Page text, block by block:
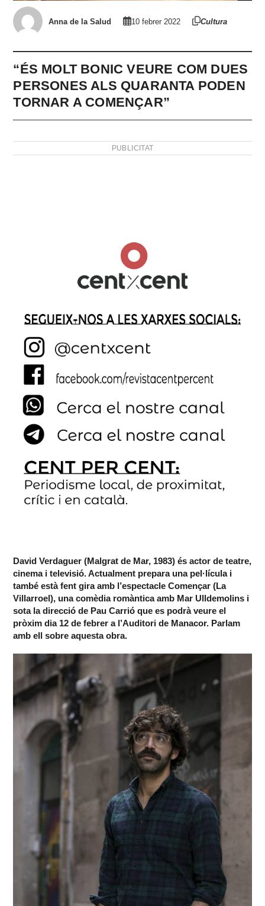
Anna de la Salud 10 febrer 2022 Cultura
“ÉS MOLT BONIC VEURE COM DUES
PERSONES ALS QUARANTA PODEN
TORNAR A COMENÇAR”
PUBLICITAT
David Verdaguer (Malgrat de Mar, 1983) és actor de teatre,
cinema i televisió. Actualment prepara una pel·lícula i
també està fent gira amb l’espectacle Començar (La
Villarroel), una comèdia romàntica amb Mar Ulldemolins i
sota la direcció de Pau Carrió que es podrà veure el
pròxim dia 12 de febrer a l’Auditori de Manacor. Parlam
amb ell sobre aquesta obra.